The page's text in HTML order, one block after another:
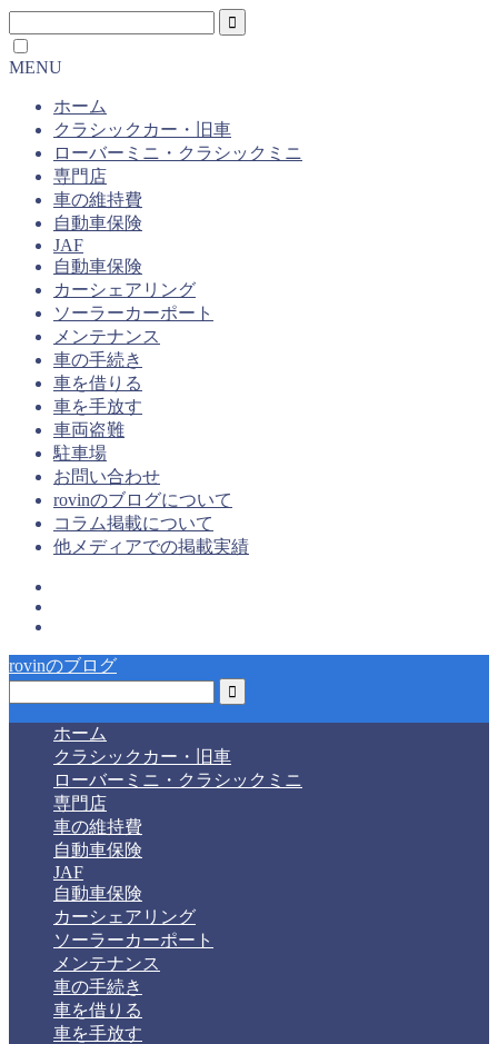
MENU
ホーム
クラシックカー・旧車
ローバーミニ・クラシックミニ
専門店
車の維持費
自動車保険
JAF
自動車保険
カーシェアリング
ソーラーカーポート
メンテナンス
車の手続き
車を借りる
車を手放す
車両盗難
駐車場
お問い合わせ
rovinのブログについて
コラム掲載について
他メディアでの掲載実績
rovinのブログ
ホーム
クラシックカー・旧車
ローバーミニ・クラシックミニ
専門店
車の維持費
自動車保険
JAF
自動車保険
カーシェアリング
ソーラーカーポート
メンテナンス
車の手続き
車を借りる
車を手放す